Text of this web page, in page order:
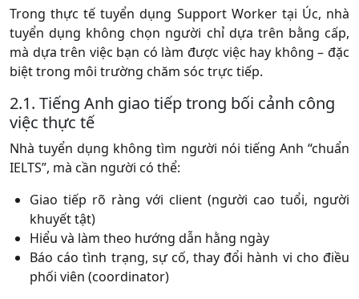
Trong thực tế tuyển dụng Support Worker tại Úc, nhà
tuyển dụng không chọn người chỉ dựa trên bằng cấp,
mà dựa trên việc bạn có làm được việc hay không – đặc
biệt trong môi trường chăm sóc trực tiếp.
2.1. Tiếng Anh giao tiếp trong bối cảnh công
việc thực tế
Nhà tuyển dụng không tìm người nói tiếng Anh “chuẩn
IELTS”, mà cần người có thể:
Giao tiếp rõ ràng với client (người cao tuổi, người
khuyết tật)
Hiểu và làm theo hướng dẫn hằng ngày
Báo cáo tình trạng, sự cố, thay đổi hành vi cho điều
phối viên (coordinator)